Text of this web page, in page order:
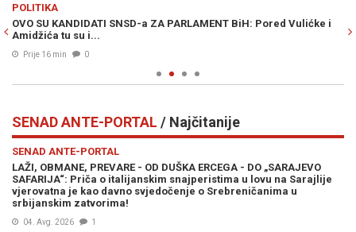
POLITIKA
OVO SU KANDIDATI SNSD-a ZA PARLAMENT BiH: Pored Vulićke i
Amidžića tu su i...
Prije 16 min 0
SENAD ANTE-PORTAL / Najčitanije
SENAD ANTE-PORTAL
LAŽI, OBMANE, PREVARE - OD DUŠKA ERCEGA - DO „SARAJEVO
SAFARIJA“: Priča o italijanskim snajperistima u lovu na Sarajlije
vjerovatna je kao davno svjedočenje o Srebreničanima u
srbijanskim zatvorima!
04. Avg. 2026 1